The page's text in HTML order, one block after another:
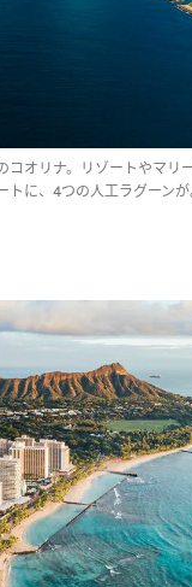
コオリナ。リゾートやマリ
トに、4つの人工ラグーン